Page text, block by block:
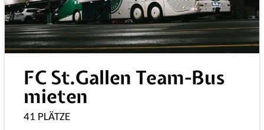
FC St.Gallen Team-Bus
mieten
41 PLÄTZE